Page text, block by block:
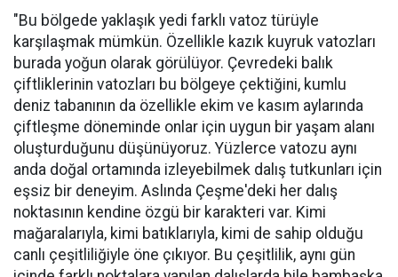
"Bu bölgede yaklaşık yedi farklı vatoz türüyle
karşılaşmak mümkün. Özellikle kazık kuyruk vatozları
burada yoğun olarak görülüyor. Çevredeki balık
çiftliklerinin vatozları bu bölgeye çektiğini, kumlu
deniz tabanının da özellikle ekim ve kasım aylarında
çiftleşme döneminde onlar için uygun bir yaşam alanı
oluşturduğunu düşünüyoruz. Yüzlerce vatozu aynı
anda doğal ortamında izleyebilmek dalış tutkunları için
eşsiz bir deneyim. Aslında Çeşme'deki her dalış
noktasının kendine özgü bir karakteri var. Kimi
mağaralarıyla, kimi batıklarıyla, kimi de sahip olduğu
canlı çeşitliliğiyle öne çıkıyor. Bu çeşitlilik, aynı gün